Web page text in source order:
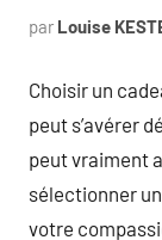
par Louise
Choisir un
peut s’avérer
peut vraiment
sélectionner
votre